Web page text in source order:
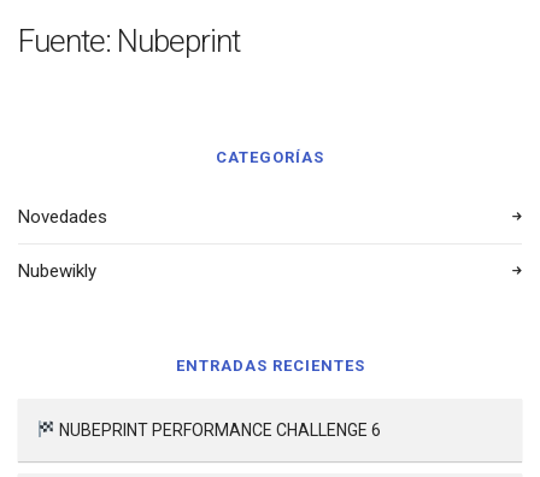
Fuente: Nubeprint
CATEGORÍAS
Novedades
Nubewikly
ENTRADAS RECIENTES
NUBEPRINT PERFORMANCE CHALLENGE 6